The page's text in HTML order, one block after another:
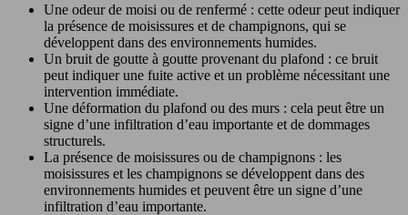
Une odeur de moisi ou de renfermé : cette odeur peut indiquer
la présence de moisissures et de champignons, qui se
développent dans des environnements humides.
Un bruit de goutte à goutte provenant du plafond : ce bruit
peut indiquer une fuite active et un problème nécessitant une
intervention immédiate.
Une déformation du plafond ou des murs : cela peut être un
signe d’une infiltration d’eau importante et de dommages
structurels.
La présence de moisissures ou de champignons : les
moisissures et les champignons se développent dans des
environnements humides et peuvent être un signe d’une
infiltration d’eau importante.